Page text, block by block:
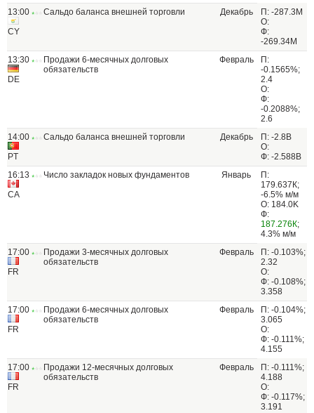
13:00
CY
Сальдо баланса внешней торговли Декабрь
П: -287.3M
О:
Ф:
-269.34M
13:30
DE
Продажи 6-месячных долговых
обязательств
Февраль
П:
-0.1565%;
2.4
О:
Ф:
-0.2088%;
2.6
14:00
PT
Сальдо баланса внешней торговли Декабрь
П: -2.8B
О:
Ф: -2.588B
16:13
CA
Число закладок новых фундаментов Январь
П:
179.637К;
-6.5% м/м
О: 184.0K
Ф:
187.276К;
4.3% м/м
17:00
FR
Продажи 3-месячных долговых
обязательств
Февраль
П: -0.103%;
2.32
О:
Ф: -0.108%;
3.358
17:00
FR
Продажи 6-месячных долговых
обязательств
Февраль
П: -0.104%;
3.065
О:
Ф: -0.111%;
4.155
17:00
FR
Продажи 12-месячных долговых
обязательств
Февраль
П: -0.111%;
4.188
О:
Ф: -0.117%;
3.191